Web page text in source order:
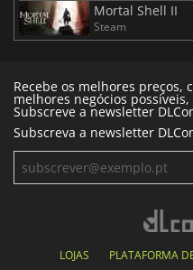
Mortal Shell II
Steam
Recebe os melhores preços,
melhores negócios
Subscreve a newsletter
Subscreva a newsletter
LOJAS PLATAFORMA